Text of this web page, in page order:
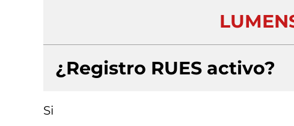
¿Registro RUES activo?
Si